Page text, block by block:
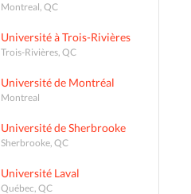
Montreal, QC
Université à Trois-Rivières
Trois-Rivières, QC
Université de Montréal
Montreal
Université de Sherbrooke
Sherbrooke, QC
Université Laval
Québec, QC